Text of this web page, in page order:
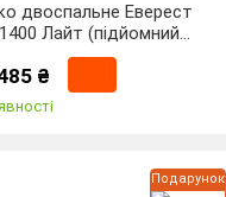
двоспальне Еверест
Лайт (підйомний
140х200 см Дуб
(DTM-4659)
₴
Подарунок